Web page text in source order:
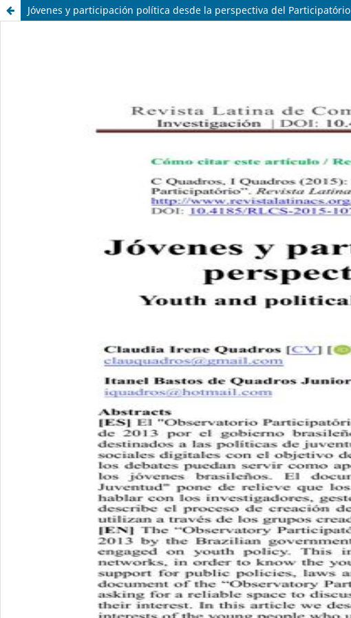
Jóvenes y participación política desde la perspectiva del Participatório